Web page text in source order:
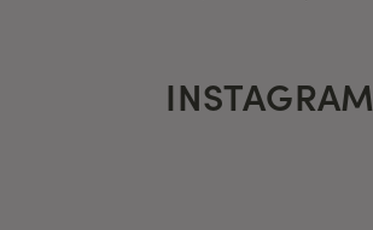
INSTAGRAM